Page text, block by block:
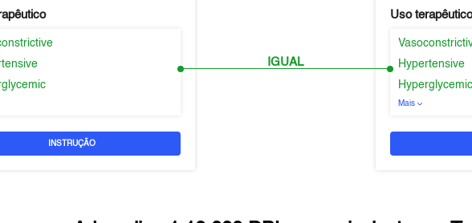
INSTRUÇÃO
IGUAL
Uso terapêutico
Hypertensive
Hyperglycemic
Mais